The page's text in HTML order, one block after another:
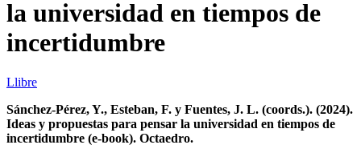
la universidad en tiempos de
incertidumbre
Llibre
Sánchez-Pérez, Y., Esteban, F. y Fuentes, J. L. (coords.). (2024).
Ideas y propuestas para pensar la universidad en tiempos de
incertidumbre (e-book). Octaedro.